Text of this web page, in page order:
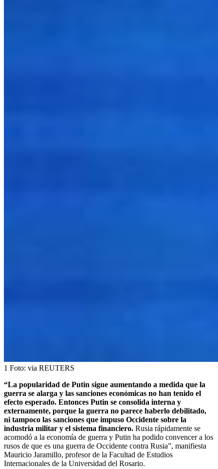
1 Foto: via REUTERS
“La popularidad de Putin sigue aumentando a medida que la
guerra se alarga y las sanciones económicas no han tenido el
efecto esperado. Entonces Putin se consolida interna y
externamente, porque la guerra no parece haberlo debilitado,
ni tampoco las sanciones que impuso Occidente sobre la
industria militar y el sistema financiero. Rusia rápidamente se
acomodó a la economía de guerra y Putin ha podido convencer a los
rusos de que es una guerra de Occidente contra Rusia”, manifiesta
Mauricio Jaramillo, profesor de la Facultad de Estudios
Internacionales de la Universidad del Rosario.